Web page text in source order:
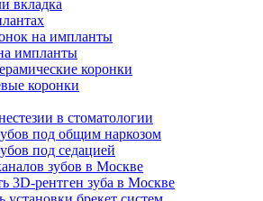
вкладка
на импланты
импланты
коронки
коронки
в стоматологии
под общим наркозом
под седацией
зубов в Москве
3D-рентген зуба в Москве